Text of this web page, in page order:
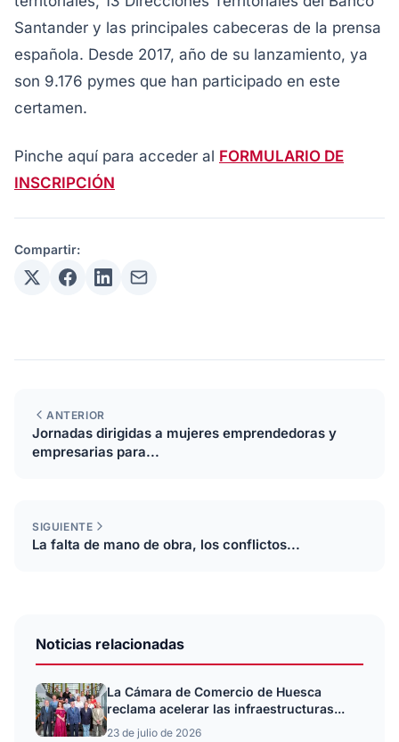
Santander y las principales cabeceras de la prensa
española. Desde 2017, año de su lanzamiento, ya
son 9.176 pymes que han participado en este
certamen.
Pinche aquí para acceder al FORMULARIO DE
INSCRIPCIÓN
Compartir:
ANTERIOR
Jornadas dirigidas a mujeres emprendedoras y
empresarias para...
SIGUIENTE
La falta de mano de obra, los conflictos...
Noticias relacionadas
La Cámara de Comercio de Huesca
reclama acelerar las infraestructuras...
23 de julio de 2026